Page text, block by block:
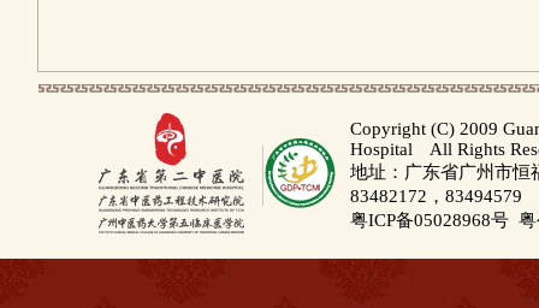
Copyright (C) 2009
Hospital All Rights
地址：广东省广州市
83482172，83494579
粤ICP备05028968号